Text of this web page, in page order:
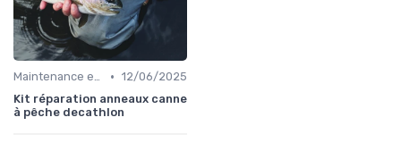
Maintenance et Entretien • 12/06/2025
Kit réparation anneaux canne
à pêche decathlon